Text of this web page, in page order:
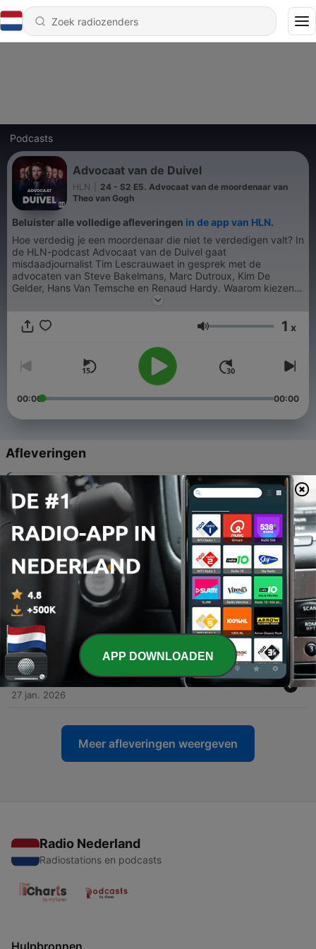
Podcasts
Advocaat van de Duivel
HLN
24 - S2 E5. Advocaat van de moordenaar van
Theo van Gogh
Beluister alle volledige afleveringen in de app van HLN.
Hoe verdedig je een moordenaar die niet te verdedigen valt? In
de HLN-podcast Advocaat van de Duivel gaat
misdaadjournalist Tim Lescrauwaet in gesprek met de
advocaten van Steve Bakelmans, Marc Dutroux, Kim De
Gelder, Hans Van Temsche en Renaud Hardy. Waarom kiezen
ze voor deze haast onmogelijke opdracht? Hoe is de relatie
Volume 1 x
00:00 00:00
Afleveringen
24
S2 E5. Advocaat van de moordenaar van Theo van
Gogh
23 feb. 2026
23 - S2 E4. Advocaat van moordenaar Alexander Dean
16 feb. 2026
22 S2 E3. Advocaat van Ronald Janssen
10 feb. 2026
21 - S2 E2. Advocaat van ’Diaken des doods’ Ivo Poppe
02 feb. 2026
20 - S2 E1. Advocaat van Salah Abdeslam
27 jan. 2026
Meer afleveringen weergeven
Radio Nederland
Radiostations en podcasts
APP DOWNLOADEN